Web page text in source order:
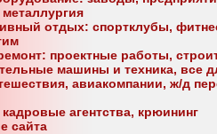
отдых: спортклубы,
проектные работы,
машины и техника, все
авиакомпании, ж/д
агентства, крюининг
сайта